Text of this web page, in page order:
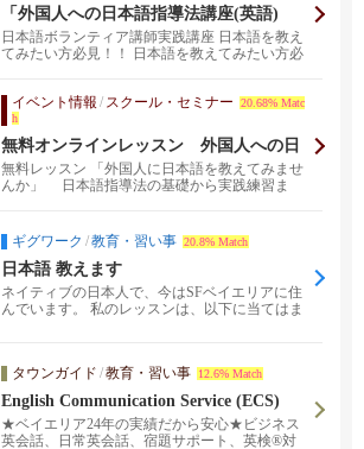
「外国人への日本語指導法講座(英語)
ビギナーズ」
日本語ボランティア講師実践講座 日本語を教え
てみたい方必見！！ 日本語を教えてみたい方必
イベント情報 / スクール・セミナー
20.68% Matc
h
無料オンラインレッスン 外国人への日
本語の教え方
無料レッスン 「外国人に日本語を教えてみませ
んか」 日本語指導法の基礎から実践練習ま
ギグワーク /教育・習い事 20.8% Match
日本語 教えます
ネイティブの日本人で、今はSFベイエリアに住
んでいます。 私のレッスンは、以下に当てはま
タウンガイド /教育・習い事 12.6% Match
English Communication Service (ECS)
★ベイエリア24年の実績だから安心★ビジネス
英会話、日常英会話、宿題サポート、英検®対